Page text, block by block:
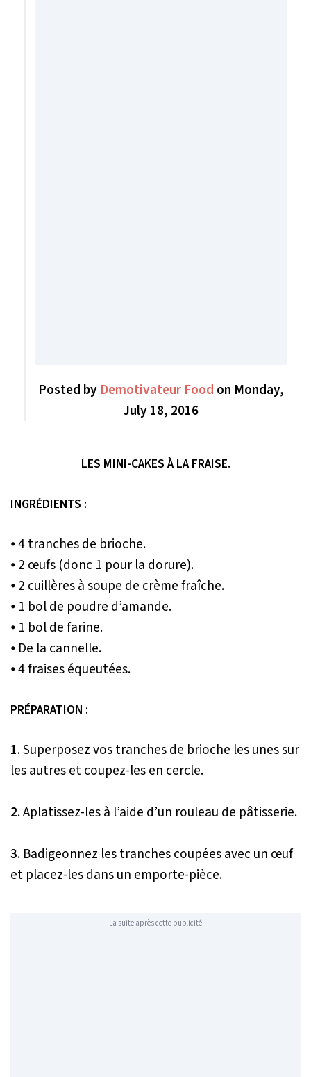
Posted by Demotivateur Food on Monday,
July 18, 2016
LES MINI-CAKES À LA FRAISE.
INGRÉDIENTS :
⦁ 4 tranches de brioche.
⦁ 2 œufs (donc 1 pour la dorure).
⦁ 2 cuillères à soupe de crème fraîche.
⦁ 1 bol de poudre d’amande.
⦁ 1 bol de farine.
⦁ De la cannelle.
⦁ 4 fraises équeutées.
PRÉPARATION :
1. Superposez vos tranches de brioche les unes sur
les autres et coupez-les en cercle.
2. Aplatissez-les à l’aide d’un rouleau de pâtisserie.
3. Badigeonnez les tranches coupées avec un œuf
et placez-les dans un emporte-pièce.
La suite après cette publicité